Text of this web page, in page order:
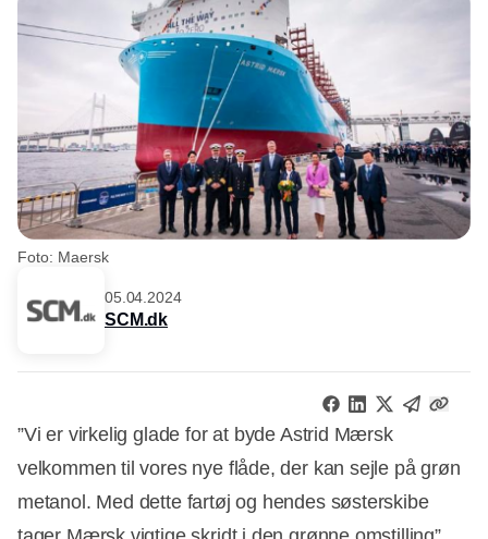
Foto: Maersk
05.04.2024
SCM.dk
”Vi er virkelig glade for at byde Astrid Mærsk
velkommen til vores nye flåde, der kan sejle på grøn
metanol. Med dette fartøj og hendes søsterskibe